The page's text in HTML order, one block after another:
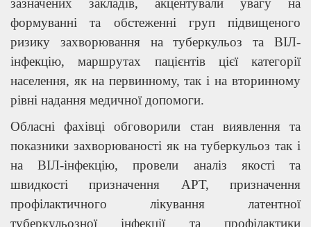
зазначених закладів, акцентували увагу на
формуванні та обстеженні груп підвищеного
ризику захворювання на туберкульоз та ВІЛ-
інфекцію, маршрутах пацієнтів цієї категорії
населення, як на первинному, так і на вторинному
рівні надання медичної допомоги.
Обласні фахівці обговорили стан виявлення та
показники захворюваності як на туберкульоз так і
на ВІЛ-інфекцію, провели аналіз якості та
швидкості призначення АРТ, призначення
профілактичного лікування латентної
туберкульозної інфекції та профілактики